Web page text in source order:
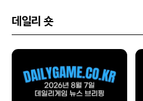
데일리 숏